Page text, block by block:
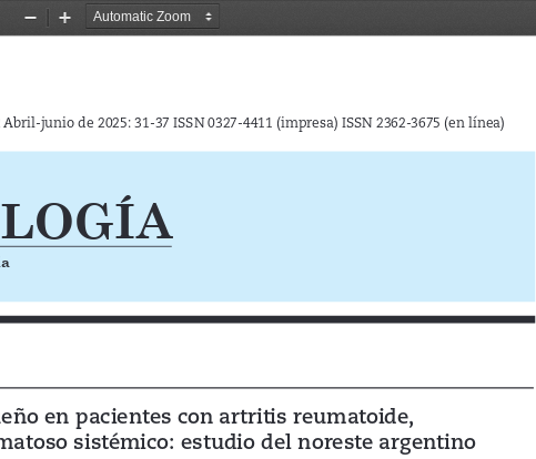
Zoom
Zoom
junio de 2025: 31-37 ISSN 0327-4411 (impresa) ISSN 2362-3675 (en línea)
en pacientes con artritis reumatoide,
sistémico: estudio del noreste argentino